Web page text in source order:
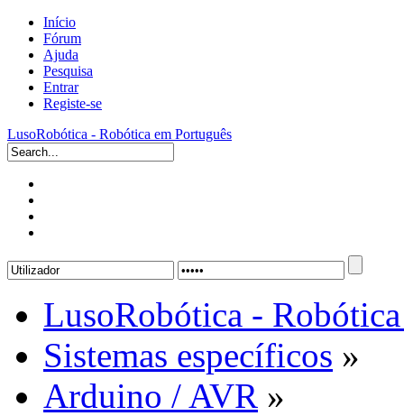
Início
Fórum
Ajuda
Pesquisa
Entrar
Registe-se
LusoRobótica - Robótica em Português
LusoRobótica -
Sistemas específicos »
Arduino / AVR »